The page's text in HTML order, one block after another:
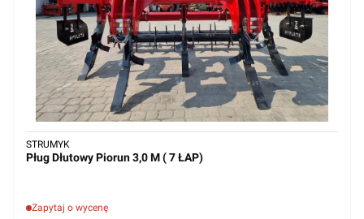
Pług Dłutowy Piorun 3,0 M ( 7 ŁAP)
Zapytaj o wycenę
STRUMYK